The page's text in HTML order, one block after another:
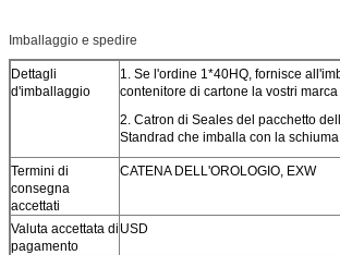
Imballaggio e spedire
Dettagli
d'imballaggio
1. Se l'ordine 1*40HQ, fornisce
contenitore di cartone la vostri
2. Catron di Seales del pacchetto
Standrad che imballa con la
Termini di
consegna
accettati
CATENA DELL'OROLOGIO, EXW
Valuta accettata di
pagamento
USD